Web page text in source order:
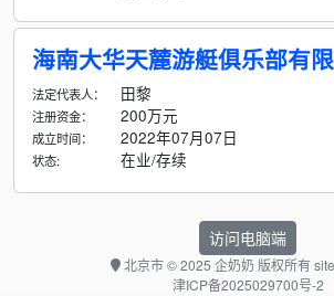
海南大华天麓游艇俱乐部有
法定代表人： 田黎
注册资金： 200万元
成立时间： 2022年07月07日
状态: 在业/存续
访问电脑端
北京市© 2025 企奶奶 版权所有
津ICP备2025029700号-2